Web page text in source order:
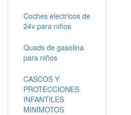
Coches electricos de
24v para niños
Quads de gasolina
para niños
CASCOS Y
PROTECCIONES
INFANTILES
MINIMOTOS